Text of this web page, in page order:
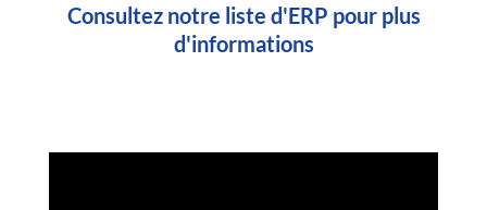
Consultez notre liste d'ERP pour plus
d'informations